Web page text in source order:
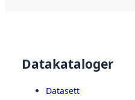
Datakataloger
Datasett